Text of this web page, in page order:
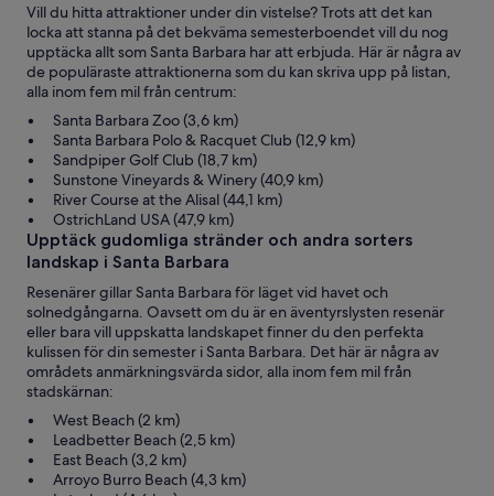
Vill du hitta attraktioner under din vistelse? Trots att det kan
locka att stanna på det bekväma semesterboendet vill du nog
upptäcka allt som Santa Barbara har att erbjuda. Här är några av
de populäraste attraktionerna som du kan skriva upp på listan,
alla inom fem mil från centrum:
Santa Barbara Zoo (3,6 km)
Santa Barbara Polo & Racquet Club (12,9 km)
Sandpiper Golf Club (18,7 km)
Sunstone Vineyards & Winery (40,9 km)
River Course at the Alisal (44,1 km)
OstrichLand USA (47,9 km)
Upptäck gudomliga stränder och andra sorters
landskap i Santa Barbara
Resenärer gillar Santa Barbara för läget vid havet och
solnedgångarna. Oavsett om du är en äventyrslysten resenär
eller bara vill uppskatta landskapet finner du den perfekta
kulissen för din semester i Santa Barbara. Det här är några av
områdets anmärkningsvärda sidor, alla inom fem mil från
stadskärnan:
West Beach (2 km)
Leadbetter Beach (2,5 km)
East Beach (3,2 km)
Arroyo Burro Beach (4,3 km)